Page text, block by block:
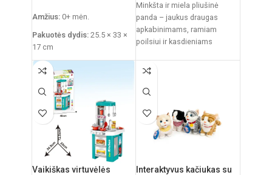
Amžius:0+ mėn.
Pakuotės dydis:25.5 × 33 ×
17 cm
Prekės svoris:
Funkcijos:šviesų
projektorius, melodijos,
baltasis triukšmas
Medžiagos:
pliušas,
plastikas
Priežiūra: pliušas skalbiamas
išimant vidinį modulį
Minkšta ir miela pliušinė
panda – jaukus draugas
apkabinimams, ramiam
poilsiui ir kasdieniams
baltas pandos dizainas,
Vaikiškas virtuvėlės
Interaktyvus kačiukas su